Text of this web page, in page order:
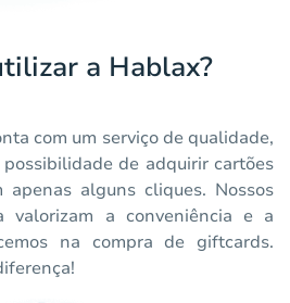
a Hablax?
com um serviço de qualidade,
de adquirir cartões
alguns cliques. Nossos
valorizam a conveniência e a
na compra de giftcards.